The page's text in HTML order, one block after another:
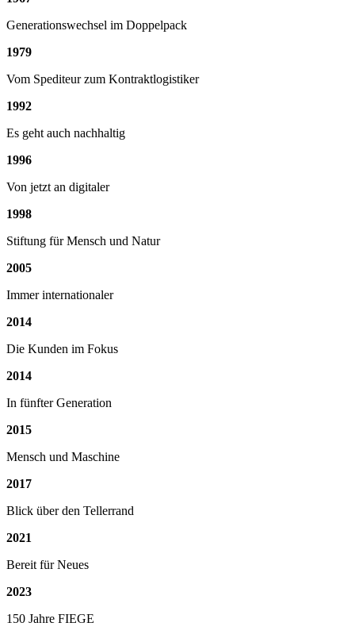
Generationswechsel im Doppelpack
1979
Vom Spediteur zum Kontraktlogistiker
1992
Es geht auch nachhaltig
1996
Von jetzt an digitaler
1998
Stiftung für Mensch und Natur
2005
Immer internationaler
2014
Die Kunden im Fokus
2014
In fünfter Generation
2015
Mensch und Maschine
2017
Blick über den Tellerrand
2021
Bereit für Neues
2023
150 Jahre FIEGE